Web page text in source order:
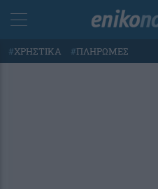
#ΧΡΗΣΤΙΚΑ #ΠΛΗΡΩΜΕΣ